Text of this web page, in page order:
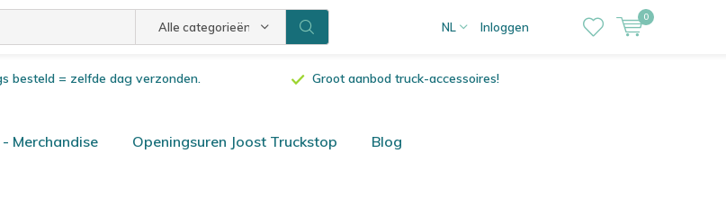
Alle categorieën NL Inloggen
0
besteld = zelfde dag verzonden. Groot aanbod truck-accessoires!
Merchandise Openingsuren Joost Truckstop Blog